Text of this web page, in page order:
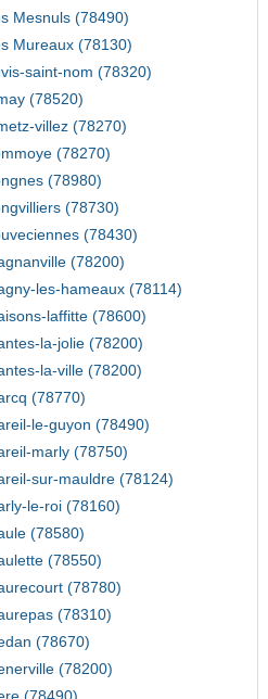
Mesnuls (78490)
Mureaux (78130)
saint-nom (78320)
(78520)
villez (78270)
(78270)
(78980)
(78730)
(78430)
(78200)
les-hameaux (78114)
laffitte (78600)
la-jolie (78200)
la-ville (78200)
(78770)
le-guyon (78490)
marly (78750)
sur-mauldre (78124)
le-roi (78160)
(78580)
(78550)
(78780)
(78310)
(78670)
(78200)